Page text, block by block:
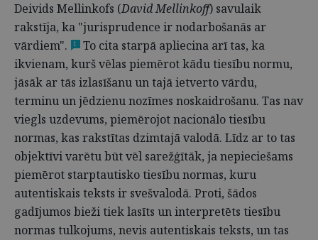
Deivids Mellinkofs (David Mellinkoff) savulaik
rakstīja, ka "jurisprudence ir nodarbošanās ar
vārdiem".
1
To cita starpā apliecina arī tas, ka
ikvienam, kurš vēlas piemērot kādu tiesību normu,
jāsāk ar tās izlasīšanu un tajā ietverto vārdu,
terminu un jēdzienu nozīmes noskaidrošanu. Tas nav
viegls uzdevums, piemērojot nacionālo tiesību
normas, kas rakstītas dzimtajā valodā. Līdz ar to tas
objektīvi varētu būt vēl sarežģītāk, ja nepieciešams
piemērot starptautisko tiesību normas, kuru
autentiskais teksts ir svešvalodā. Proti, šādos
gadījumos bieži tiek lasīts un interpretēts tiesību
normas tulkojums, nevis autentiskais teksts, un tas